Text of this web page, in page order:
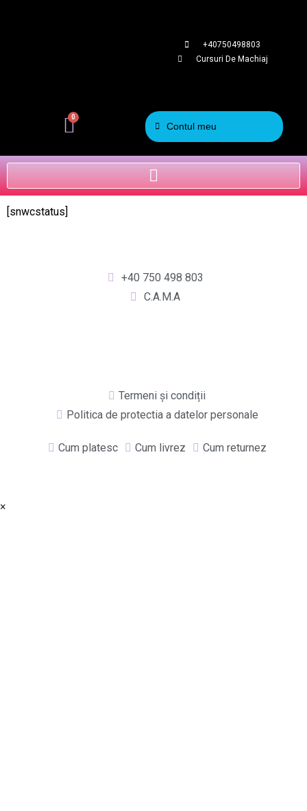
+40750498803
Cursuri De Machiaj
Contul meu
0
[snwcstatus]
+40 750 498 803
C.A.M.A
Termeni și condiții
Politica de protectia a datelor personale
Cum platesc Cum livrez Cum returnez
×